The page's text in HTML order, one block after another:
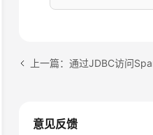
        }
意见反馈